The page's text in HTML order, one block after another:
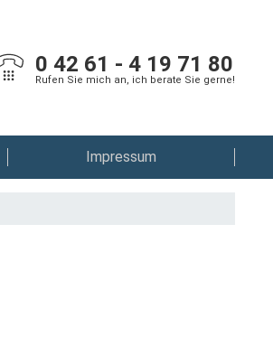
0 42 61 - 4 19 71 80
Rufen Sie mich an, ich berate Sie gerne!
Impressum